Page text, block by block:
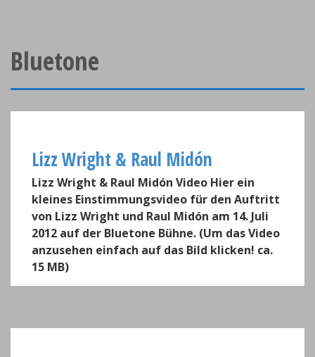
Bluetone
Lizz Wright & Raul Midón
Lizz Wright & Raul Midón Video Hier ein
kleines Einstimmungsvideo für den Auftritt
von Lizz Wright und Raul Midón am 14. Juli
2012 auf der Bluetone Bühne. (Um das Video
anzusehen einfach auf das Bild klicken! ca.
15 MB)